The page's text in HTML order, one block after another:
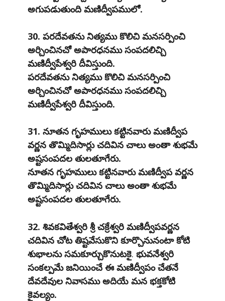
అగుపడుతుంది మణిద్వీపములో.
30. పరదేవతను నిత్యము కొలిచి మనసర్పించి
అర్చించినచో అపారధనము సంపదలిచ్చి
మణిద్వీపేశ్వరి దీవిస్తుంది.
పరదేవతను నిత్యము కొలిచి మనసర్పించి
అర్చించినచో అపారధనము సంపదలిచ్చి
మణిద్వీపేశ్వరి దీవిస్తుంది.
31. నూతన గృహములు కట్టినవారు మణిద్వీప
వర్ణన తొమ్మిదిసార్లు చదివిన చాలు అంతా శుభమే
అష్టసంపదల తులతూగేరు.
నూతన గృహములు కట్టినవారు మణిద్వీప వర్ణన
తొమ్మిదిసార్లు చదివిన చాలు అంతా శుభమే
అష్టసంపదల తులతూగేరు.
32. శివకవితేశ్వరి శ్రీ చక్రేశ్వరి మణిద్వీపవర్ణన
చదివిన చోట తిష్టవేసుకొని కూర్చొనునంటా కోటి
శుభాలను సమకూర్చుకొనుటకై. భువనేశ్వరి
సంకల్పమే జనియించే ఈ మణిద్వీపం చేతనే
దేవదేవుల నివాసము అదియే మన భక్తకోటి
కైవల్యం.